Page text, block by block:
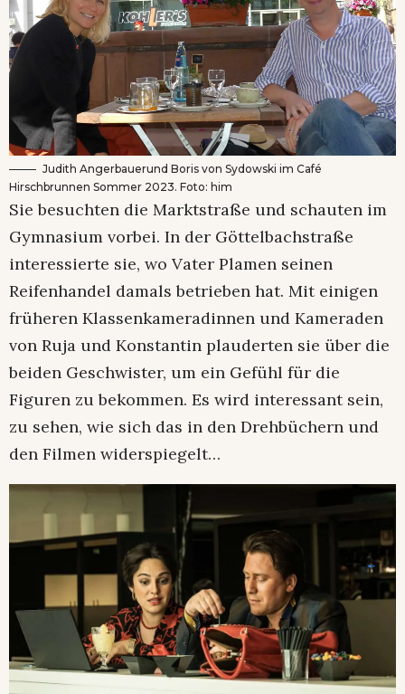
Judith Angerbauerund Boris von Sydowski im Café
Hirschbrunnen Sommer 2023. Foto: him
Sie besuchten die Marktstraße und schauten im
Gymnasium vorbei. In der Göttelbachstraße
interessierte sie, wo Vater Plamen seinen
Reifenhandel damals betrieben hat. Mit einigen
früheren Klassenkameradinnen und Kameraden
von Ruja und Konstantin plauderten sie über die
beiden Geschwister, um ein Gefühl für die
Figuren zu bekommen. Es wird interessant sein,
zu sehen, wie sich das in den Drehbüchern und
den Filmen widerspiegelt…